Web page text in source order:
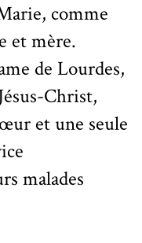
comme
et mère.
de Lourdes,
Christ,
et une seule
malades